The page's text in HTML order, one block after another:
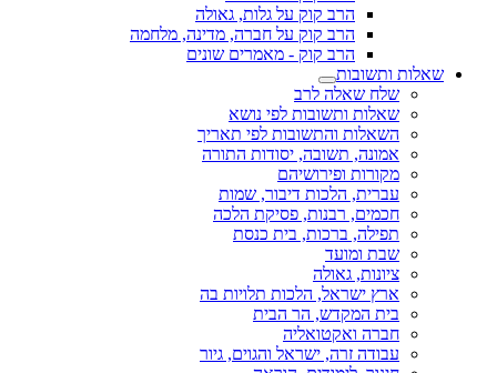
הרב קוק על גלות, גאולה
הרב קוק על חברה, מדינה, מלחמה
הרב קוק - מאמרים שונים
שאלות ותשובות
שלח שאלה לרב
שאלות ותשובות לפי נושא
השאלות והתשובות לפי תאריך
אמונה, תשובה, יסודות התורה
מקורות ופירושיהם
עברית, הלכות דיבור, שמות
חכמים, רבנות, פסיקת הלכה
תפילה, ברכות, בית כנסת
שבת ומועד
ציונות, גאולה
ארץ ישראל, הלכות תלויות בה
בית המקדש, הר הבית
חברה ואקטואליה
עבודה זרה, ישראל והגוים, גיור